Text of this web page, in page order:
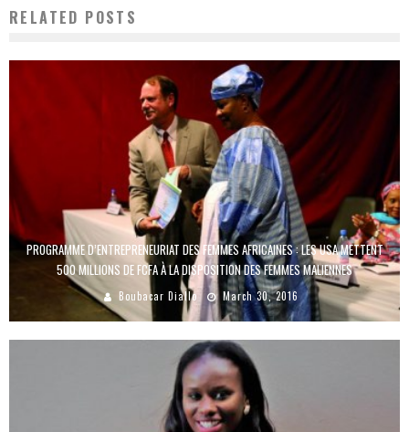
RELATED POSTS
PROGRAMME D’ENTREPRENEURIAT DES FEMMES AFRICAINES : LES USA METTENT
500 MILLIONS DE FCFA À LA DISPOSITION DES FEMMES MALIENNES
Boubacar Diallo March 30, 2016